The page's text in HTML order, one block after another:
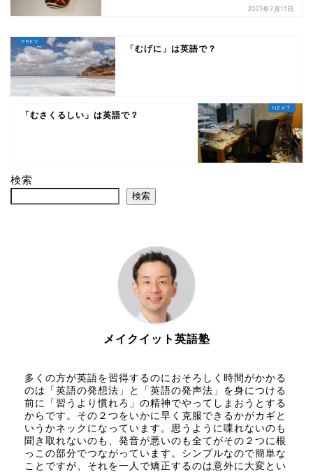
2023年7月13日
「むげに」は英語で？
「むさくるしい」は英語で？
検索
検索
メイクイット英語塾
多くの方が英語を習得するのにおそろしく時間がかかる
のは「英語の発想法」と「英語の発声法」を身につける
前に「習うより慣れろ」の精神でやってしまおうとする
からです。その２つをいかに早く克服できるかがカギと
いうかネックになっています。思うように喋れないのも
聞き取れないのも、発音が悪いのも全てがその２つに根
っこの部分でつながっています。シンプルなので簡単な
ことですが、それを一人で矯正するのは意外に大変とい